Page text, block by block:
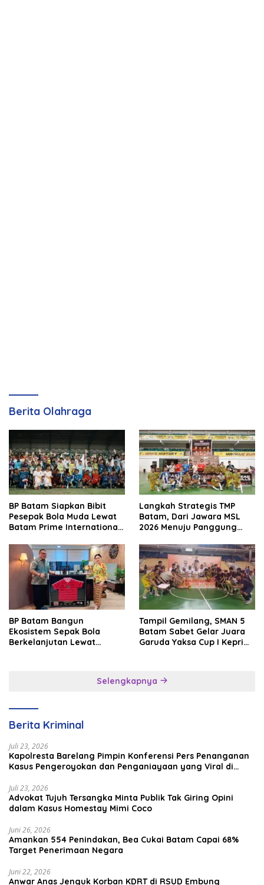
Berita Olahraga
BP Batam Siapkan Bibit
Pesepak Bola Muda Lewat
Batam Prime International
Langkah Strategis TMP
Batam, Dari Jawara MSL
2026 Menuju Panggung
BP Batam Bangun
Ekosistem Sepak Bola
Berkelanjutan Lewat
Tampil Gemilang, SMAN 5
Batam Sabet Gelar Juara
Garuda Yaksa Cup I Kepri
Selengkapnya
Berita Kriminal
Juli 23, 2026
Kapolresta Barelang Pimpin Konferensi Pers Penanganan
Kasus Pengeroyokan dan Penganiayaan yang Viral di
Juli 23, 2026
Advokat Tujuh Tersangka Minta Publik Tak Giring Opini
dalam Kasus Homestay Mimi Coco
Juni 26, 2026
Amankan 554 Penindakan, Bea Cukai Batam Capai 68%
Target Penerimaan Negara
Juni 22, 2026
Anwar Anas Jenguk Korban KDRT di RSUD Embung